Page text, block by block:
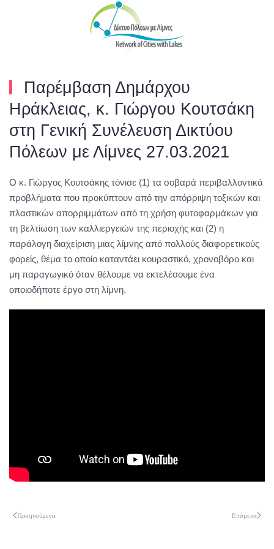
Skip to main content
Παρέμβαση Δημάρχου
Ηράκλειας, κ. Γιώργου Κουτσάκη
στη Γενική Συνέλευση Δικτύου
Πόλεων με Λίμνες 27.03.2021
Ο κ. Γιώργος Κουτσάκης τόνισε (1) τα σοβαρά περιβαλλοντικά
προβλήματα που προκύπτουν από την απόρριψη τοξικών και
πλαστικών απορριμμάτων από τη χρήση φυτοφαρμάκων για
τη βελτίωση των καλλιεργειών της περιοχής και (2) η
παράλογη διαχείριση μιας λίμνης από πολλούς διαφορετικούς
φορείς, θέμα το οποίο καταντάει κουραστικό, χρονοβόρο και
μη παραγωγικό όταν θέλουμε να εκτελέσουμε ένα
οποιοδήποτε έργο στη λίμνη.
Προηγούμενα Επόμενα